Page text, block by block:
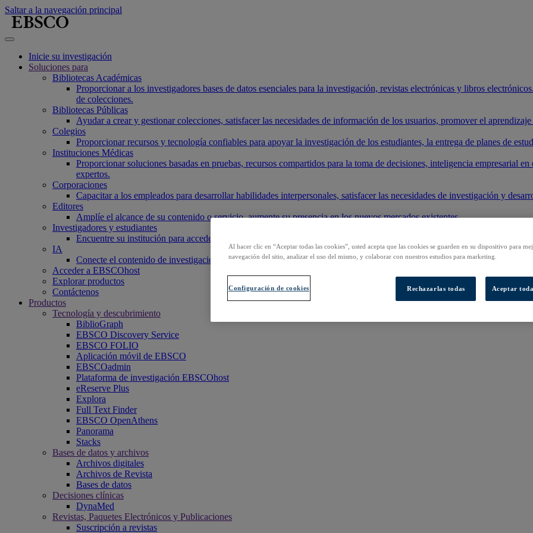
Saltar a la navegación principal
Inicie su investigación
Soluciones para
Bibliotecas Académicas
Proporcionar a los investigadores bases de datos esenciales para la investigación, revistas electrónicas y libros
de colecciones.
Bibliotecas Públicas
Ayudar a crear y gestionar colecciones, satisfacer las necesidades de información de los usuarios, promover el
Colegios
Proporcionar recursos y tecnología confiables para apoyar la investigación de los estudiantes, la entrega de planes de
Instituciones Médicas
Proporcionar soluciones basadas en pruebas, recursos compartidos para la toma de decisiones, inteligencia empresarial
expertos.
Corporaciones
Capacitar a los empleados para desarrollar habilidades interpersonales, satisfacer las necesidades de investigación y
Editores
Amplíe el alcance de su contenido o servicio, aumente su presencia en los nuevos mercados existentes.
Investigadores y estudiantes
Encuentre su institución para acceder a nuestros productos y comenzar su investigación.
IA
Conecte el contenido de investigación confiable a los sistemas de IA.
Acceder a EBSCOhost
Explorar productos
Contáctenos
Productos
Tecnología y descubrimiento
BiblioGraph
EBSCO Discovery Service
EBSCO FOLIO
Aplicación móvil de EBSCO
EBSCOadmin
Plataforma de investigación EBSCOhost
eReserve Plus
Explora
Full Text Finder
EBSCO OpenAthens
Panorama
Stacks
Bases de datos y archivos
Archivos digitales
Archivos de Revista
Bases de datos
Decisiones clínicas
DynaMed
Revistas, Paquetes Electrónicos y Publicaciones
Suscripción a revistas
Al hacer clic en “Aceptar todas las cookies”, usted acepta que las cookies se guarden en su dispositivo para
navegación del sitio, analizar el uso del mismo, y colaborar con nuestros estudios para marketing.
Configuración de cookies Rechazarlas todas Aceptar